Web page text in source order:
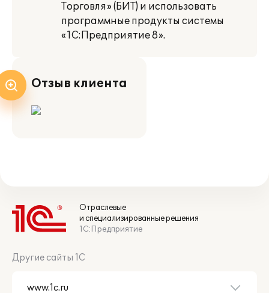
Торговля» (БИТ) и использовать
программные продукты системы
«1С:Предприятие 8».
Отзыв клиента
Отраслевые
и специализированные решения
1С:Предприятие
Другие сайты 1С